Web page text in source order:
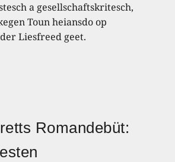
a gesellschaftskritesch,
Toun heiansdo op
Liesfreed geet.
Romandebüt: